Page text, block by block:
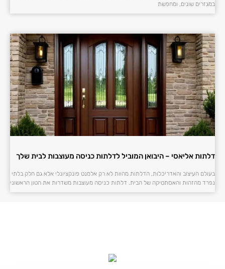
במגזרים שונים, ומחפשת
דלתות אליאסי – היבואן המוביל לדלתות כניסה מעוצבות לבית שלך
בעולם העיצוב והאדריכלות, הדלתות מהוות לא רק אלמנט פונקציונלי אלא גם חלק בלתי
נפרד מהזהות והאסתטיקה של הבית. דלתות כניסה מעוצבות משדרות את הטון הראשוני